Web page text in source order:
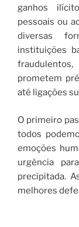
ganhos
pessoais ou
diversas
instituições
prometem
até ligações
O primeiro
todos
emoções
urgência
precipitada.
melhores